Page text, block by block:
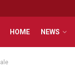
HOME NEWS